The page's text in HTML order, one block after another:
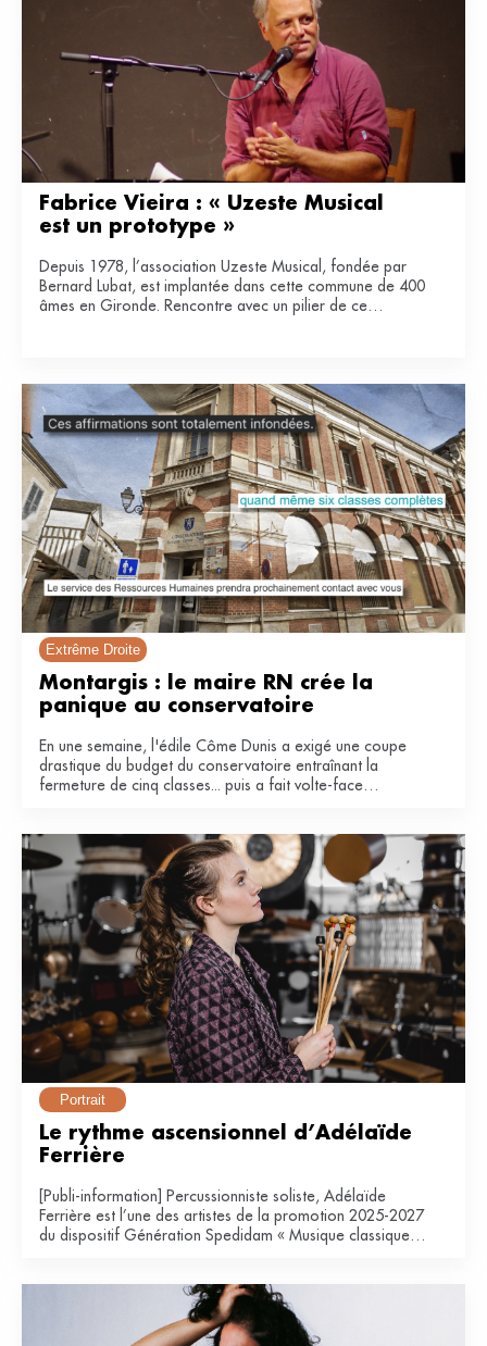
Fabrice Vieira : « Uzeste Musical
est un prototype »
Depuis 1978, l’association Uzeste Musical, fondée par
Bernard Lubat, est implantée dans cette commune de 400
âmes en Gironde. Rencontre avec un pilier de ce
Extrême Droite
Montargis : le maire RN crée la
En une semaine, l'édile Côme Dunis a exigé une coupe
drastique du budget du conservatoire entraînant la
fermeture de cinq classes... puis a fait volte-face
Portrait
Le rythme ascensionnel d’Adélaïde
Ferrière
[Publi-information] Percussionniste soliste, Adélaïde
Ferrière est l’une des artistes de la promotion 2025-2027
du dispositif Génération Spedidam « Musique classique &